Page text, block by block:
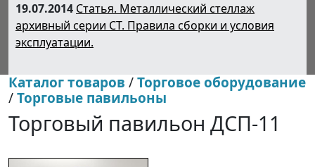
19.07.2014 Статья. Металлический стеллаж
архивный серии СТ. Правила сборки и условия
эксплуатации.
Каталог товаров /Торговое оборудование
/Торговые павильоны
Торговый павильон ДСП-11